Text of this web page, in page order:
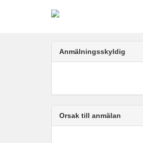
Anmälningsskyldig
Orsak till anmälan